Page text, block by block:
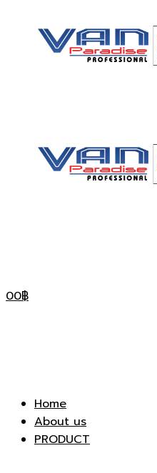
ประตู
สไลด์
00฿
Home
About us
PRODUCT